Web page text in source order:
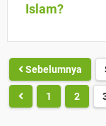
Islam?
Sebelumnya
1 2